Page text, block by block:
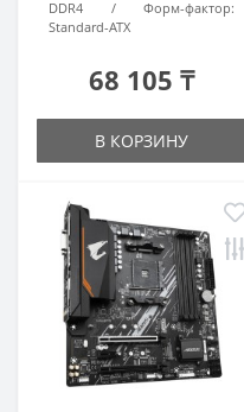
DDR4
Форм-фактор:
Standard-ATX
68 105 ₸
В КОРЗИНУ